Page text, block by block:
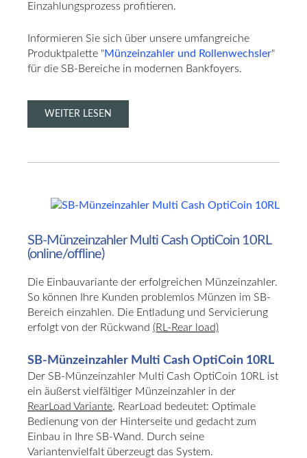
Einzahlungsprozess profitieren.
Informieren Sie sich über unsere umfangreiche
Produktpalette "Münzeinzahler und Rollenwechsler"
für die SB-Bereiche in modernen Bankfoyers.
WEITER LESEN
SB-Münzeinzahler Multi Cash OptiCoin 10RL
(online/offline)
Die Einbauvariante der erfolgreichen Münzeinzahler.
So können Ihre Kunden problemlos Münzen im SB-
Bereich einzahlen. Die Entladung und Servicierung
erfolgt von der Rückwand (RL-Rear load)
SB-Münzeinzahler Multi Cash OptiCoin 10RL
Der SB-Münzeinzahler Multi Cash OptiCoin 10RL ist
ein äußerst vielfältiger Münzeinzahler in der
RearLoad Variante. RearLoad bedeutet: Optimale
Bedienung von der Hinterseite und gedacht zum
Einbau in Ihre SB-Wand. Durch seine
Variantenvielfalt überzeugt das System.